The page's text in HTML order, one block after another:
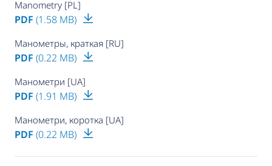
Manometry [PL]
PDF (1.58 MB)
Манометры, краткая [RU]
PDF (0.22 MB)
Манометри [UA]
PDF (1.91 MB)
Манометри, коротка [UA]
PDF (0.22 MB)